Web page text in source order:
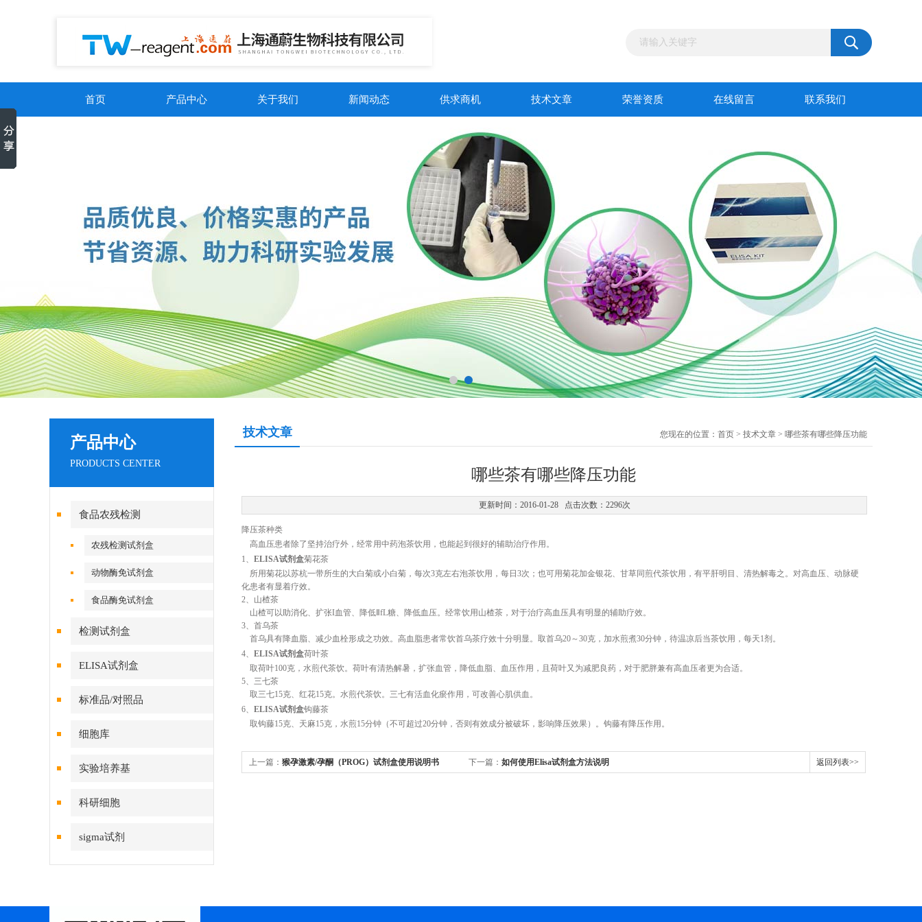
首页 产品中心 关于我们 新闻动态 供求商机 技术文章 荣誉资质 在线留言 联系我们
产品中心
PRODUCTS CENTER
食品农残检测
农残检测试剂盒
动物酶免试剂盒
食品酶免试剂盒
检测试剂盒
ELISA试剂盒
标准品/对照品
细胞库
实验培养基
科研细胞
sigma试剂
技术文章 您现在的位置： 首页 > 技术文章 > 哪些茶有哪些降压功能
哪些茶有哪些降压功能
更新时间：2016-01-28 点击次数：2296次
降压茶种类
高血压患者除了坚持治疗外，经常用中药泡茶饮用，也能起到很好的辅助治疗作用。
1、 ELISA试剂盒菊花茶
所用菊花以苏杭一带所生的大白菊或小白菊，每次3克左右泡茶饮用，每日3次；也可用菊花加金银花、甘草同煎代茶饮用，有平肝明目、清热解毒之。对高血压、动脉硬
化患者有显着疗效。
2、山楂茶
山楂可以助消化、扩张I血管、降低ⅡfL糖、降低血压。经常饮用山楂茶，对于治疗高血压具有明显的辅助疗效。
3、首乌茶
首乌具有降血脂、减少血栓形成之功效。高血脂患者常饮首乌茶疗效十分明显。取首乌20～30克，加水煎煮30分钟，待温凉后当茶饮用，每天1剂。
4、 ELISA试剂盒荷叶茶
取荷叶100克，水煎代茶饮。荷叶有清热解暑，扩张血管，降低血脂、血压作用，且荷叶又为减肥良药，对于肥胖兼有高血压者更为合适。
5、三七茶
取三七15克、红花15克。水煎代茶饮。三七有活血化瘀作用，可改善心肌供血。
6、 ELISA试剂盒钩藤茶
取钩藤15克、天麻15克，水煎15分钟（不可超过20分钟，否则有效成分被破坏，影响降压效果）。钩藤有降压作用。
上一篇： 猴孕激素/孕酮（PROG）试剂盒使用说明书 下一篇： 如何使用Elisa试剂盒方法说明 返回列表>>